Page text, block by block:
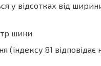
у відсотках від
шини
(індексу 81 відповідає